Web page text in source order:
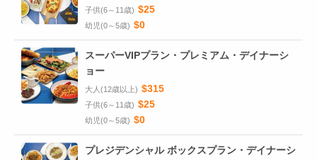
子供(6～11歳) $25
幼児(0～5歳) $0
スーパーVIPプラン・プレミアム・デイナーシ
ョー
大人(12歳以上) $315
子供(6～11歳) $25
幼児(0～5歳) $0
プレジデンシャル ボックスプラン・デイナーシ